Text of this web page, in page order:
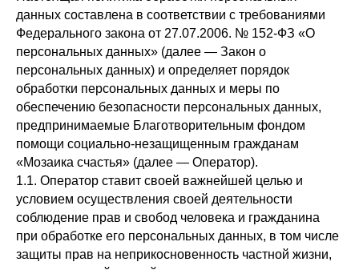
данных составлена в соответствии с требованиями
Федерального закона от 27.07.2006. № 152-ФЗ «О
персональных данных» (далее — Закон о
персональных данных) и определяет порядок
обработки персональных данных и меры по
обеспечению безопасности персональных данных,
предпринимаемые Благотворительным фондом
помощи социально-незащищенным гражданам
«Мозаика счастья» (далее — Оператор).
1.1. Оператор ставит своей важнейшей целью и
условием осуществления своей деятельности
соблюдение прав и свобод человека и гражданина
при обработке его персональных данных, в том числе
защиты прав на неприкосновенность частной жизни,